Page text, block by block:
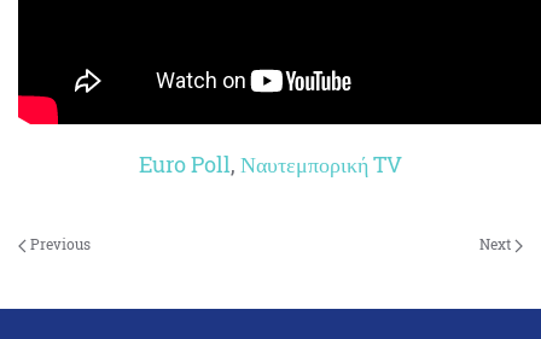
Euro Poll, Ναυτεμπορική TV
Previous